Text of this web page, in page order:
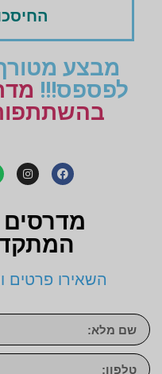
מבצע
לפספס!!!
מדרסים
השאירו פרטים